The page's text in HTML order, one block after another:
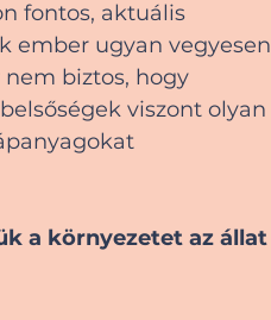
fontos, aktuális
ember ugyan vegyesen
biztos, hogy
viszont olyan
a környezetet az állat